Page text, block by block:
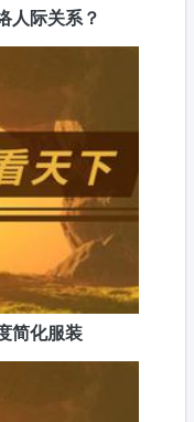
人际关系？
简化服装